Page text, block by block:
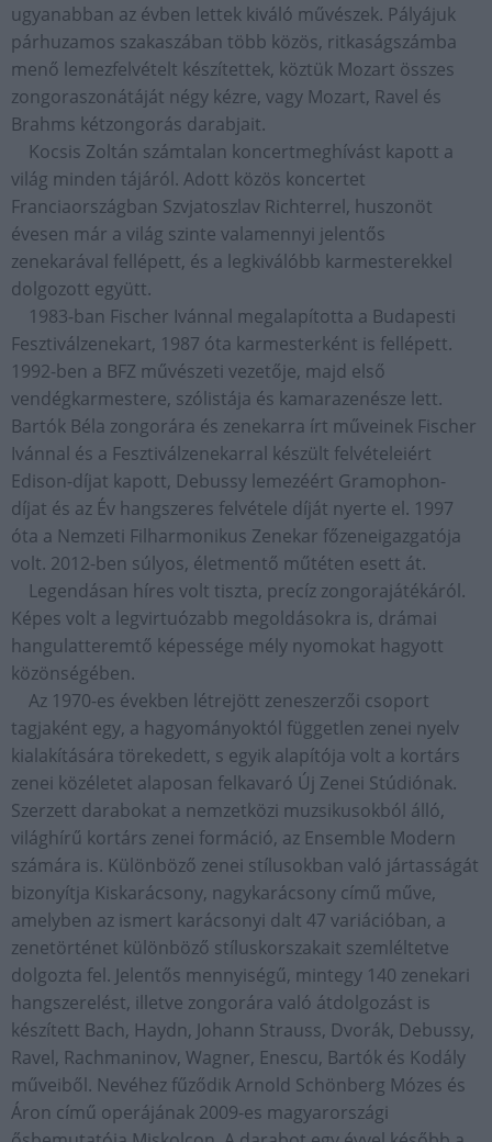
ugyanabban az évben lettek kiváló művészek. Pályájuk
párhuzamos szakaszában több közös, ritkaságszámba
menő lemezfelvételt készítettek, köztük Mozart összes
zongoraszonátáját négy kézre, vagy Mozart, Ravel és
Brahms kétzongorás darabjait.
Kocsis Zoltán számtalan koncertmeghívást kapott a
világ minden tájáról. Adott közös koncertet
Franciaországban Szvjatoszlav Richterrel, huszonöt
évesen már a világ szinte valamennyi jelentős
zenekarával fellépett, és a legkiválóbb karmesterekkel
dolgozott együtt.
1983-ban Fischer Ivánnal megalapította a Budapesti
Fesztiválzenekart, 1987 óta karmesterként is fellépett.
1992-ben a BFZ művészeti vezetője, majd első
vendégkarmestere, szólistája és kamarazenésze lett.
Bartók Béla zongorára és zenekarra írt műveinek Fischer
Ivánnal és a Fesztiválzenekarral készült felvételeiért
Edison-díjat kapott, Debussy lemezéért Gramophon-
díjat és az Év hangszeres felvétele díját nyerte el. 1997
óta a Nemzeti Filharmonikus Zenekar főzeneigazgatója
volt. 2012-ben súlyos, életmentő műtéten esett át.
Legendásan híres volt tiszta, precíz zongorajátékáról.
Képes volt a legvirtuózabb megoldásokra is, drámai
hangulatteremtő képessége mély nyomokat hagyott
közönségében.
Az 1970-es években létrejött zeneszerzői csoport
tagjaként egy, a hagyományoktól független zenei nyelv
kialakítására törekedett, s egyik alapítója volt a kortárs
zenei közéletet alaposan felkavaró Új Zenei Stúdiónak.
Szerzett darabokat a nemzetközi muzsikusokból álló,
világhírű kortárs zenei formáció, az Ensemble Modern
számára is. Különböző zenei stílusokban való jártasságát
bizonyítja Kiskarácsony, nagykarácsony című műve,
amelyben az ismert karácsonyi dalt 47 variációban, a
zenetörténet különböző stíluskorszakait szemléltetve
dolgozta fel. Jelentős mennyiségű, mintegy 140 zenekari
hangszerelést, illetve zongorára való átdolgozást is
készített Bach, Haydn, Johann Strauss, Dvorák, Debussy,
Ravel, Rachmaninov, Wagner, Enescu, Bartók és Kodály
műveiből. Nevéhez fűződik Arnold Schönberg Mózes és
Áron című operájának 2009-es magyarországi